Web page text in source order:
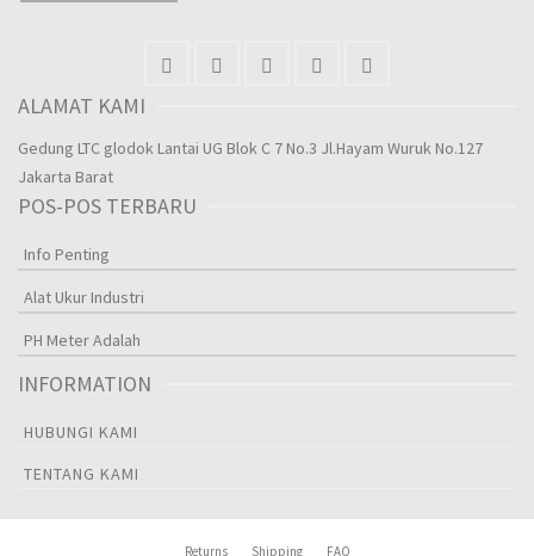
ALAMAT KAMI
Gedung LTC glodok Lantai UG Blok C 7 No.3 Jl.Hayam Wuruk No.127
Jakarta Barat
POS-POS TERBARU
Info Penting
Alat Ukur Industri
PH Meter Adalah
INFORMATION
HUBUNGI KAMI
TENTANG KAMI
Returns Shipping FAQ